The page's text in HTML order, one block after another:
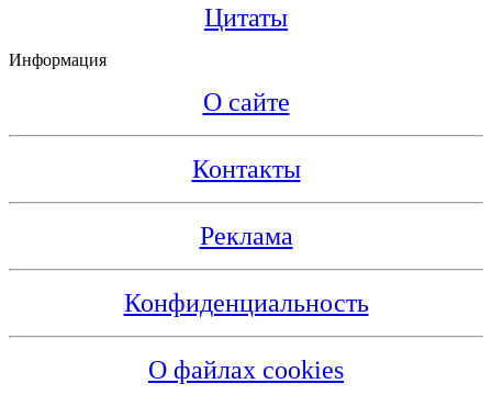
Цитаты
Информация
О сайте
Контакты
Реклама
Конфиденциальность
О файлах cookies